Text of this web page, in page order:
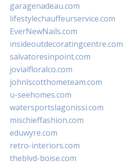
garagenadeau.com
lifestylechauffeurservice.com
EverNewNails.com
insideoutdecoratingcentre.com
salvatoresinpoint.com
jovialfloralco.com
johnlscotthometeam.com
u-seehomes.com
watersportslagonissi.com
mischieffashion.com
eduwyre.com
retro-interiors.com
theblvd-boise.com